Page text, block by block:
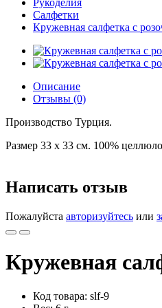
Рукоделия
Салфетки
Кружевная салфетка с
Описание
Отзывы (0)
Производство Турция.
Размер 33 х 33 см. 100%
Написать отзыв
Пожалуйста авторизуйтесь или
Кружевная
Код товара: slf-9